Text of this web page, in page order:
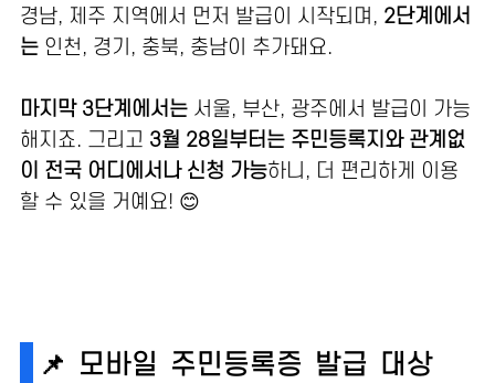
경남, 제주 지역에서 먼저 발급이 시작되며, 2단계에서
는 인천, 경기, 충북, 충남이 추가돼요.
마지막 3단계에서는 서울, 부산, 광주에서 발급이 가능
해지죠. 그리고 3월 28일부터는 주민등록지와 관계없
이 전국 어디에서나 신청 가능하니, 더 편리하게 이용
할 수 있을 거예요! 😊
📌 모바일 주민등록증 발급 대상